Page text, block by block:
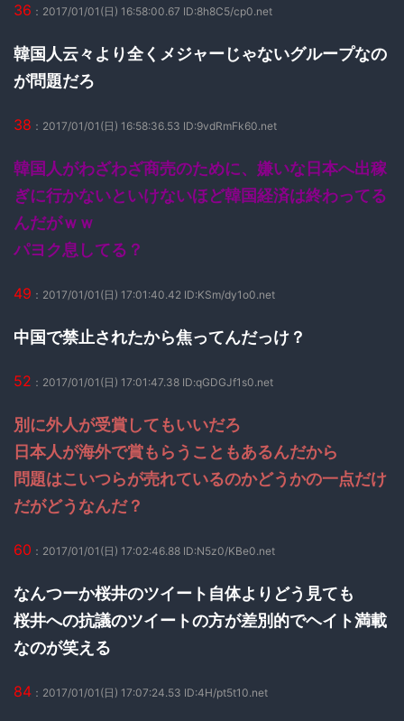
36 ：2017/01/01(日) 16:58:00.67 ID:8h8C5/cp0.net
韓国人云々より全くメジャーじゃないグループなの
が問題だろ
38 ：2017/01/01(日) 16:58:36.53 ID:9vdRmFk60.net
韓国人がわざわざ商売のために、嫌いな日本へ出稼
ぎに行かないといけないほど韓国経済は終わってる
んだがｗｗ
パヨク息してる？
49 ：2017/01/01(日) 17:01:40.42 ID:KSm/dy1o0.net
中国で禁止されたから焦ってんだっけ？
52 ：2017/01/01(日) 17:01:47.38 ID:qGDGJf1s0.net
別に外人が受賞してもいいだろ
日本人が海外で賞もらうこともあるんだから
問題はこいつらが売れているのかどうかの一点だけ
だがどうなんだ？
60 ：2017/01/01(日) 17:02:46.88 ID:N5z0/KBe0.net
なんつーか桜井のツイート自体よりどう見ても
桜井への抗議のツイートの方が差別的でヘイト満載
なのが笑える
84 ：2017/01/01(日) 17:07:24.53 ID:4H/pt5t10.net